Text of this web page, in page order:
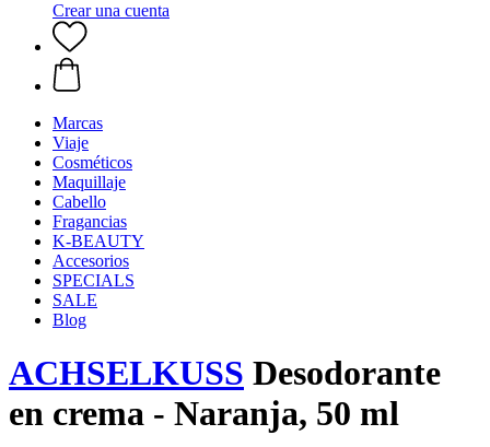
Crear una cuenta
Marcas
Viaje
Cosméticos
Maquillaje
Cabello
Fragancias
K-BEAUTY
Accesorios
SPECIALS
SALE
Blog
ACHSELKUSS Desodorante
en crema - Naranja, 50 ml